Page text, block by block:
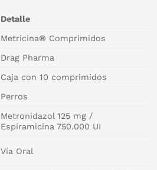
Detalle
Metricina® Comprimidos
Drag Pharma
Caja con 10 comprimidos
Perros
Metronidazol 125 mg /
Espiramicina 750.000 UI
Vía Oral